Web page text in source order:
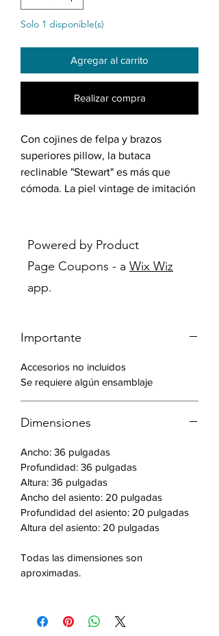
Solo 1 disponible(s)
Agregar al carrito
Realizar compra
Con cojines de felpa y brazos
superiores pillow, la butaca
reclinable "Stewart" es más que
cómoda. La piel vintage de imitación
relajación diaria. Esta butaca también
cuenta con un mecanismo
deslizante.
vintage.
reclinable
Incluye: 1 butaca reclinable
Powered by Product
Page Coupons - a Wix Wiz
app.
Importante
Accesorios no incluidos
Se requiere algún ensamblaje
Dimensiones
Ancho: 36 pulgadas
Profundidad: 36 pulgadas
Altura: 36 pulgadas
Ancho del asiento: 20 pulgadas
Profundidad del asiento: 20 pulgadas
Altura del asiento: 20 pulgadas
Todas las dimensiones son
aproximadas.